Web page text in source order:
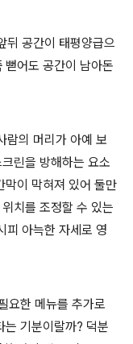
뒤 공간이 태평양급으
뻗어도 공간이 남아돈
람의 머리가 아예 보
린을 방해하는 요소
막이 막혀져 있어 둘만
치를 조정할 수 있는
피 아늑한 자세로 영
요한 메뉴를 추가로
는 기분이랄까? 덕분